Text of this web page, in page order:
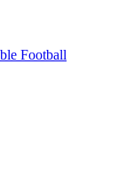
Football